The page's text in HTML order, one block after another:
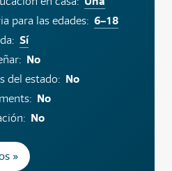
para las edades: 6–18
Sí
No
del estado: No
No
No
»